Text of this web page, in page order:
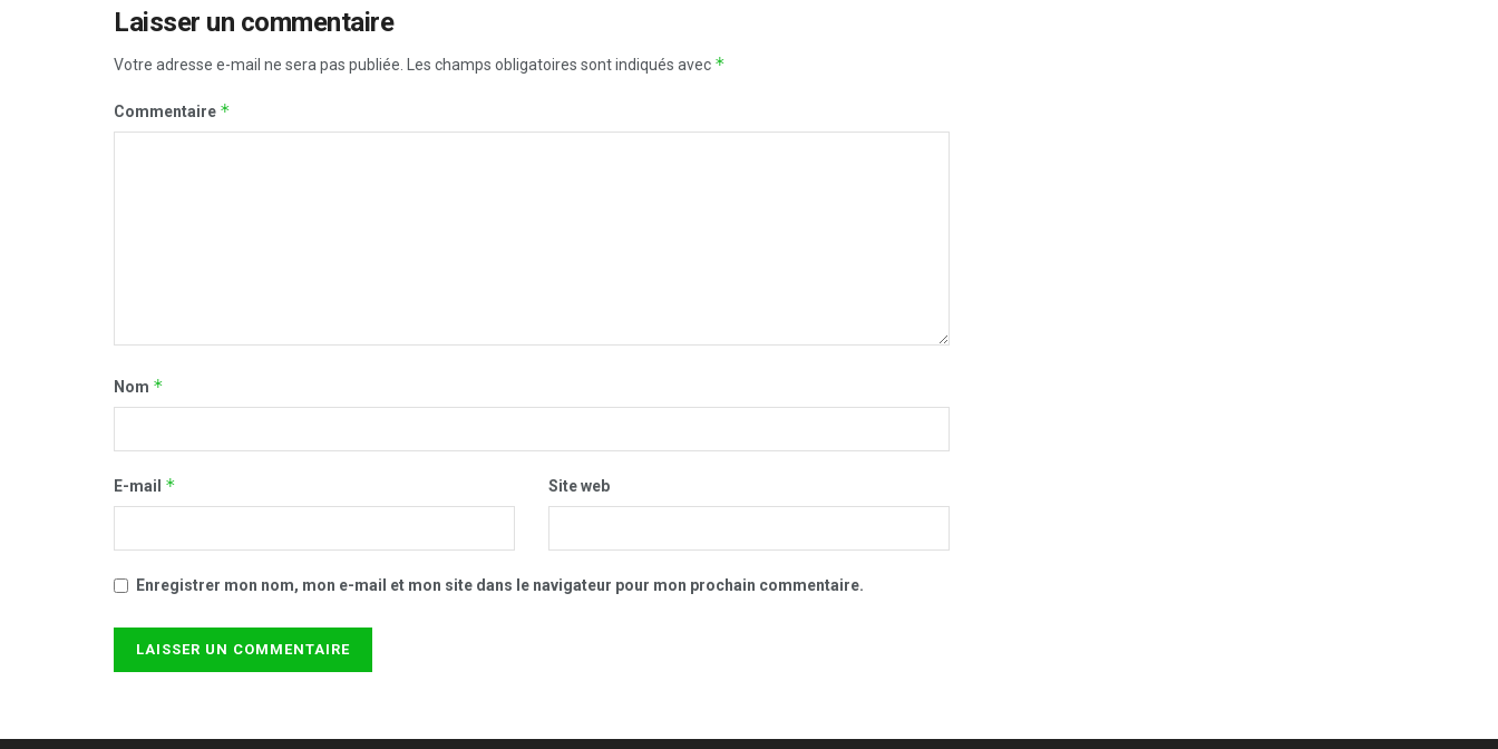
Laisser un commentaire
Votre adresse e-mail ne sera pas publiée. Les champs obligatoires sont indiqués avec *
Commentaire *
Nom *
E-mail * Site web
Enregistrer mon nom, mon e-mail et mon site dans le navigateur pour mon prochain commentaire.